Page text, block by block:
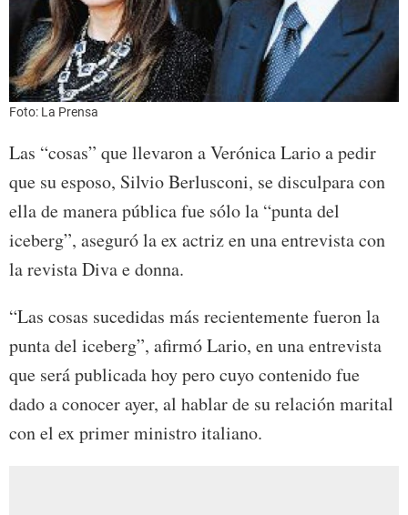
Foto: La Prensa
Las “cosas” que llevaron a Verónica Lario a pedir
que su esposo, Silvio Berlusconi, se disculpara con
ella de manera pública fue sólo la “punta del
iceberg”, aseguró la ex actriz en una entrevista con
la revista Diva e donna.
“Las cosas sucedidas más recientemente fueron la
punta del iceberg”, afirmó Lario, en una entrevista
que será publicada hoy pero cuyo contenido fue
dado a conocer ayer, al hablar de su relación marital
con el ex primer ministro italiano.